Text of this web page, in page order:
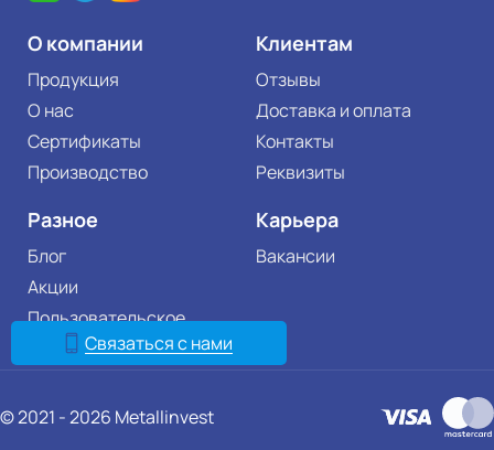
О компании
Продукция
О нас
Сертификаты
Производство
Клиентам
Отзывы
Доставка и оплата
Контакты
Реквизиты
Разное
Блог
Акции
Пользовательское
соглашение
Карьера
Вакансии
© 2021 - 2026 Metallinvest
Связаться с нами